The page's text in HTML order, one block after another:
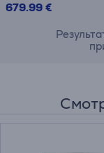
679.99 €